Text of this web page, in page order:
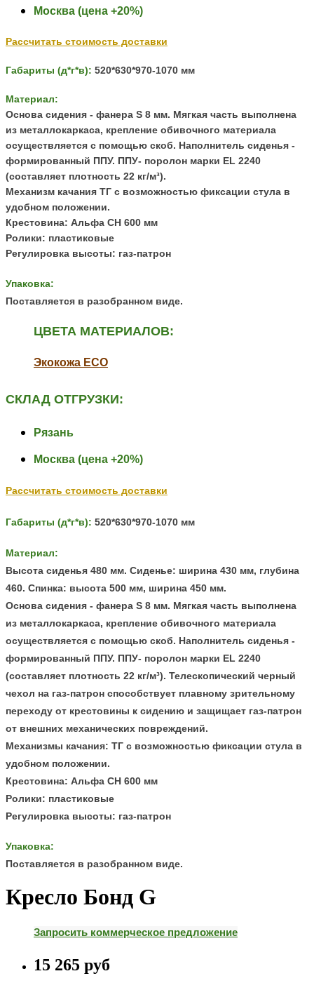
Москва (цена +20%)
Рассчитать стоимость доставки
Габариты (д*г*в): 520*630*970-1070 мм
Материал:
Основа сидения - фанера S 8 мм. Мягкая часть выполнена
из металлокаркаса, крепление обивочного материала
осуществляется с помощью скоб. Наполнитель сиденья -
формированный ППУ. ППУ- поролон марки EL 2240
(составляет плотность 22 кг/м³).
Механизм качания ТГ с возможностью фиксации стула в
удобном положении.
Крестовина: Альфа CH 600 мм
Ролики: пластиковые
Регулировка высоты: газ-патрон
Упаковка:
Поставляется в разобранном виде.
ЦВЕТА МАТЕРИАЛОВ:
Экокожа ECO
СКЛАД ОТГРУЗКИ:
Рязань
Москва (цена +20%)
Рассчитать стоимость доставки
Габариты (д*г*в): 520*630*970-1070 мм
Материал:
Высота сиденья 480 мм. Сиденье: ширина 430 мм, глубина
460. Спинка: высота 500 мм, ширина 450 мм.
Основа сидения - фанера S 8 мм. Мягкая часть выполнена
из металлокаркаса, крепление обивочного материала
осуществляется с помощью скоб. Наполнитель сиденья -
формированный ППУ. ППУ- поролон марки EL 2240
(составляет плотность 22 кг/м³). Телескопический черный
чехол на газ-патрон способствует плавному зрительному
переходу от крестовины к сидению и защищает газ-патрон
от внешних механических повреждений.
Механизмы качания: ТГ с возможностью фиксации стула в
удобном положении.
Крестовина: Альфа CH 600 мм
Ролики: пластиковые
Регулировка высоты: газ-патрон
Упаковка:
Поставляется в разобранном виде.
Кресло Бонд G
Запросить коммерческое предложение
15 265 pуб